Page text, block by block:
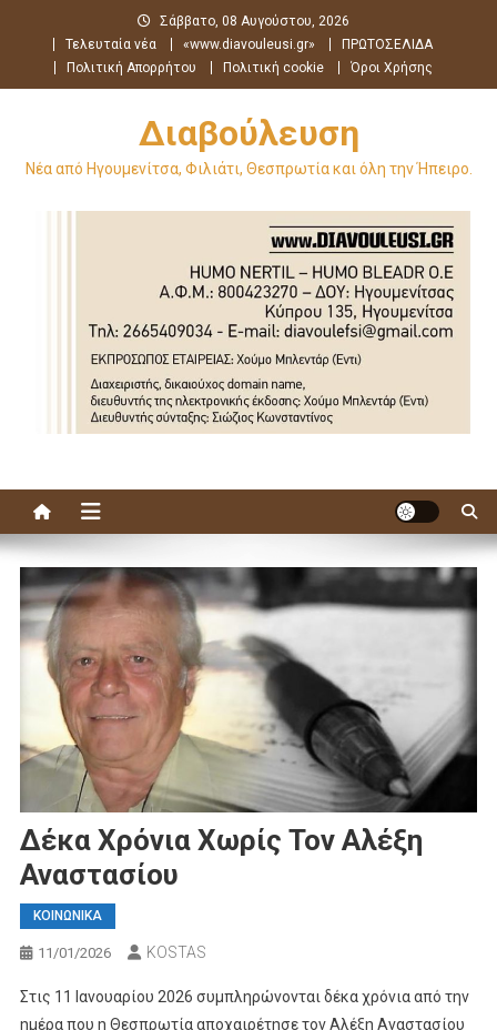
περιεχόμενο
Σάββατο, 08 Αυγούστου, 2026
Τελευταία νέα
«www.diavouleusi.gr»
ΠΡΩΤΟΣΕΛΙΔΑ
Πολιτική Απορρήτου
Πολιτική cookie Όροι Χρήσης
Διαβούλευση
Νέα από Ηγουμενίτσα, Φιλιάτι, Θεσπρωτία και όλη την Ήπειρο.
Δέκα Χρόνια Χωρίς Τον Αλέξη
Αναστασίου
ΚΟΙΝΩΝΙΚΑ
11/01/2026 KOSTAS
Στις 11 Ιανουαρίου 2026 συμπληρώνονται δέκα χρόνια από την
ημέρα που η Θεσπρωτία αποχαιρέτησε τον Αλέξη Αναστασίου